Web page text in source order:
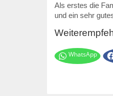
Als erstes die
und ein sehr
WhatsApp